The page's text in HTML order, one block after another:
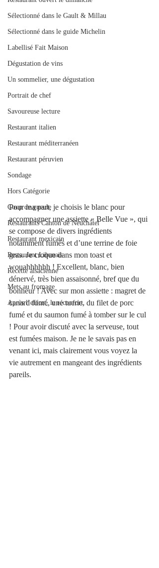
Sélectionné dans le Gault & Millau
Sélectionné dans le guide Michelin
Labellisé Fait Maison
Dégustation de vins
Un sommelier, une dégustation
Portrait de chef
Savoureuse lecture
Restaurant italien
Restaurant méditerranéen
Restaurant péruvien
Sondage
Hors Catégorie
Coup de gueule
Restaurants Canton de Neuchâtel
Restaurant mexicain
Restaurant Libanais
Recette alsacienne
Mets au fromage
Après l’effort, le réconfort.
Pour ma part, je choisis le blanc pour
accompagner une assiette « Belle Vue », qui
se compose de divers ingrédients
notamment fumés et d’une terrine de foie
gras. Je croque dans mon toast et
wouahhhhhh ! Excellent, blanc, bien
dénervé, très bien assaisonné, bref que du
bonheur ! Avec sur mon assiette : magret de
canard fumé, une tuerie, du filet de porc
fumé et du saumon fumé à tomber sur le cul
! Pour avoir discuté avec la serveuse, tout
est fumées maison. Je ne le savais pas en
venant ici, mais clairement vous voyez la
vie autrement en mangeant des ingrédients
pareils.